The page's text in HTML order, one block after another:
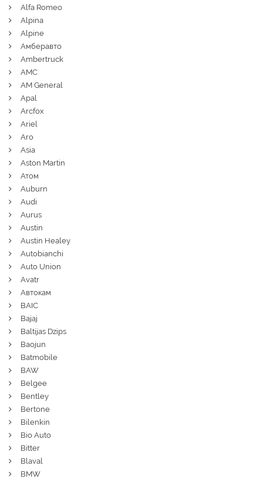
Alfa Romeo
Alpina
Alpine
Амберавто
Ambertruck
AMC
AM General
Apal
Arcfox
Ariel
Aro
Asia
Aston Martin
Атом
Auburn
Audi
Aurus
Austin
Austin Healey
Autobianchi
Auto Union
Avatr
Автокам
BAIC
Bajaj
Baltijas Dzips
Baojun
Batmobile
BAW
Belgee
Bentley
Bertone
Bilenkin
Bio Auto
Bitter
Blaval
BMW